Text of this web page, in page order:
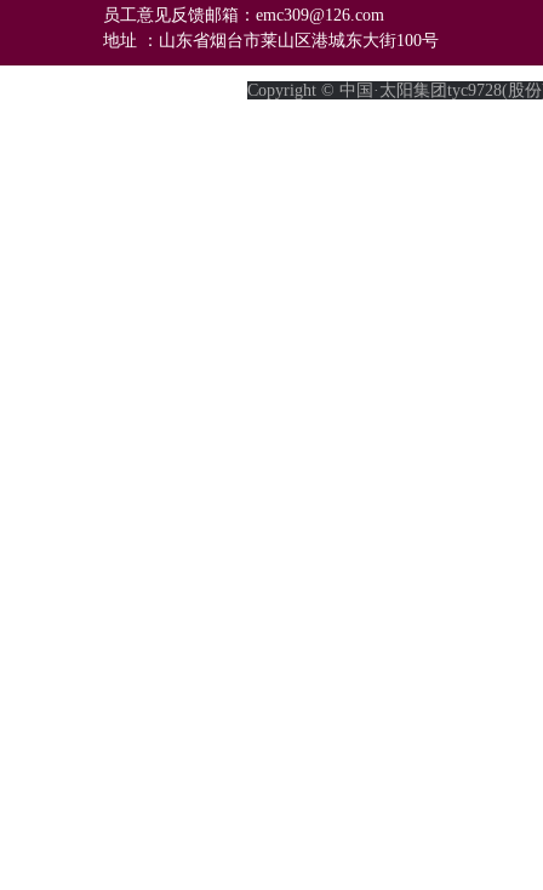
员工意见反馈邮箱：emc309@126.com
地址 ：山东省烟台市莱山区港城东大街100号
Copyright © 中国·太阳集团tyc9728(